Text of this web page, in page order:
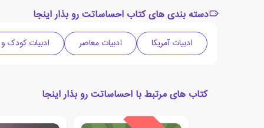
دسته بندی های کتاب احساساتت رو بذار اینجا
ادبیات آمریکا ادبیات معاصر ادبیات کودک
کتاب های مرتبط با احساساتت رو بذار اینجا